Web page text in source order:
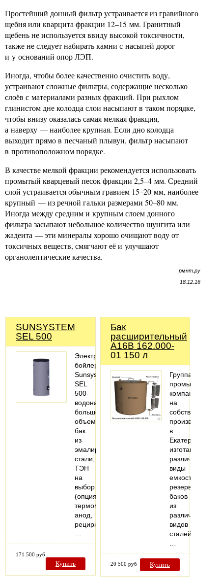
Простейший донный фильтр устраивается из гравийного
щебня или кварцита фракции 12–15 мм. Гранитный
щебень не используется ввиду высокой токсичности,
также не следует набирать камни с насыпей дорог
и у оснований опор ЛЭП.
Иногда, чтобы более качественно очистить воду,
устраивают сложные фильтры, содержащие несколько
слоёв с материалами разных фракций. При рыхлом
глинистом дне колодца слои насыпают в таком порядке,
чтобы внизу оказалась самая мелкая фракция,
а наверху — наиболее крупная. Если дно колодца
выходит прямо в песчаный плывун, фильтр насыпают
в противоположном порядке.
В качестве мелкой фракции рекомендуется использовать
промытый кварцевый песок фракции 2,5–4 мм. Средний
слой устраивается обычным гравием 15–20 мм, наиболее
крупный — из речной гальки размерами 50–80 мм.
Иногда между средним и крупным слоем донного
фильтра засыпают небольшое количество шунгита или
жадеита — эти минералы хорошо очищают воду от
токсичных веществ, смягчают её и улучшают
органолептические качества.
рмнт.ру
18.12.16
SUNSYSTEM
SEL 500
Электрический
бойлер
Sunsystem
SEL
500-
водонагреватель
большого
объема,
бак
из
эмалированной
стали,
ТЭН
на
выбор
(опция),
термометр,
анод,
рециркуляция,
171 500 руб
Купить
Бак
расширительный
А16В 162.000-
01 150 л
Группа
промышленных
компаний
на
собственном
производстве
в
Екатеринбурге
изготавливает
различные
виды
емкостей,
резервуаров,
баков
из
различных
видов
сталей.
20 500 руб Купить